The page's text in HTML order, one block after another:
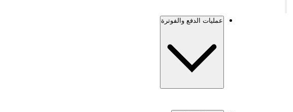
عمليات الدفع والفوترة